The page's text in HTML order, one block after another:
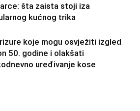
šta zaista stoji iza
kućnog trika
koje mogu osvježiti izgled
50. godine i olakšati
uređivanje kose